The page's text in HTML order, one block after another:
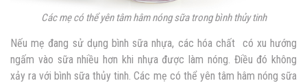
Các mẹ có thể yên tâm hâm nóng sữa trong bình thủy tinh
Nếu mẹ đang sử dụng bình sữa nhựa, các hóa chất có xu hướng
ngấm vào sữa nhiều hơn khi nhựa được làm nóng. Điều đó không
xảy ra vớibình sữa thủy tinh . Các mẹ có thể yên tâm hâm nóng sữa